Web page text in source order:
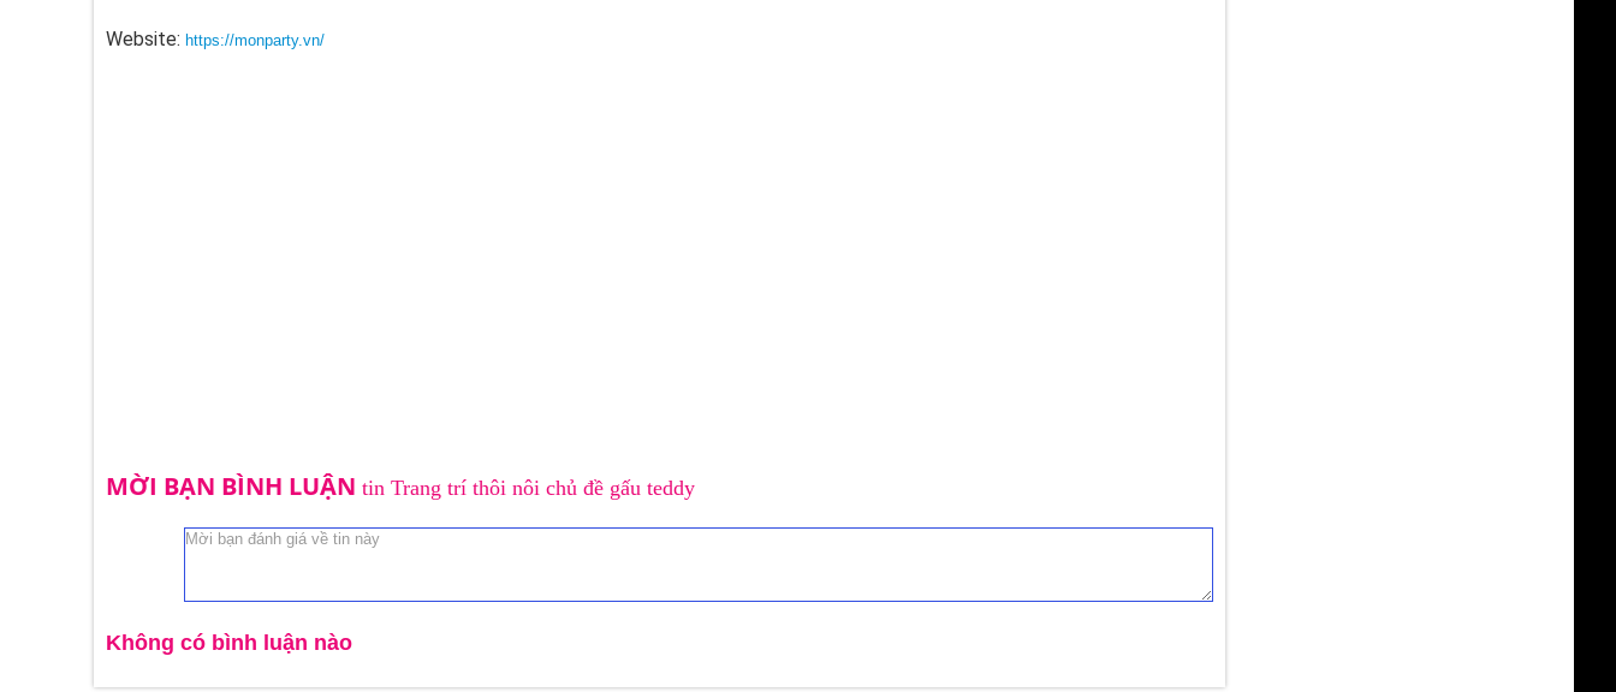
Website: https://monparty.vn/
MỜI BẠN BÌNH LUẬN tin Trang trí thôi nôi chủ đề gấu teddy
Không có bình luận nào